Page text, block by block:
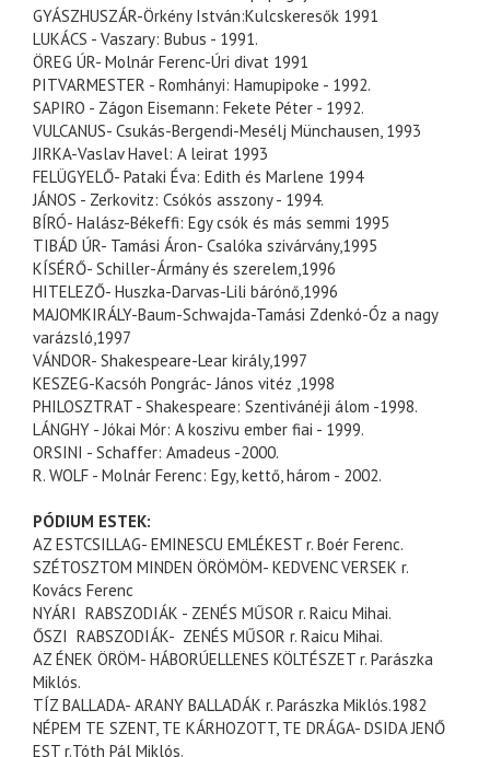
GYÁSZHUSZÁR-ÖrkényIstván:Kulcskeresők 1991
LUKÁCS - Vaszary: Bubus - 1991.
ÖREG ÚR- Molnár Ferenc-Úri divat 1991
PITVARMESTER - Romhányi: Hamupipoke - 1992.
SAPIRO - Zágon Eisemann: Fekete Péter - 1992.
VULCANUS- Csukás-Bergendi-Mesélj Münchausen, 1993
JIRKA-Vaslav Havel: A leirat 1993
FELÜGYELŐ- Pataki Éva: Edith és Marlene 1994
JÁNOS - Zerkovitz: Csókós asszony - 1994.
BÍRÓ- Halász-Békeffi: Egy csók és más semmi 1995
TIBÁD ÚR- Tamási Áron- Csalóka szivárvány,1995
KÍSÉRŐ- Schiller-Ármány és szerelem,1996
HITELEZŐ- Huszka-Darvas-Lili bárónő,1996
MAJOMKIRÁLY-Baum-Schwajda-Tamási Zdenkó-Óz a nagy
varázsló,1997
VÁNDOR- Shakespeare-Lear király,1997
KESZEG-Kacsóh Pongrác- János vitéz ,1998
PHILOSZTRAT - Shakespeare: Szentivánéji álom -1998.
LÁNGHY - Jókai Mór: Akoszivu ember fiai - 1999.
ORSINI - Schaffer: Amadeus -2000.
R. WOLF - Molnár Ferenc: Egy,kettő,három - 2002.
PÓDIUM ESTEK:
AZ ESTCSILLAG- EMINESCU EMLÉKEST r. Boér Ferenc.
SZÉTOSZTOM MINDEN ÖRÖMÖM- KEDVENC VERSEK r.
Kovács Ferenc
NYÁRI RABSZODIÁK - ZENÉS MŰSOR r. Raicu Mihai.
ŐSZI RABSZODIÁK- ZENÉS MŰSOR r. Raicu Mihai.
AZ ÉNEK ÖRÖM- HÁBORÚELLENES KÖLTÉSZET r. Parászka
Miklós.
TÍZ BALLADA- ARANY BALLADÁK r. Parászka Miklós.1982
NÉPEM TE SZENT, TE KÁRHOZOTT, TE DRÁGA- DSIDA JENŐ
EST r.Tóth Pál Miklós.